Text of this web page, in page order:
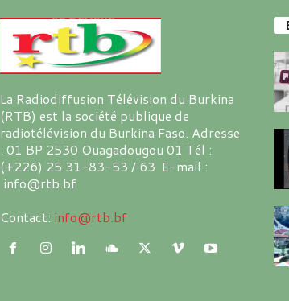
La Radiodiffusion Télévision du Burkina
(RTB) est la société publique de
radiotélévision du Burkina Faso. Adresse
: 01 BP 2530 Ouagadougou 01 Tél :
(+226) 25 31-83-53 / 63 E-mail :
info@rtb.bf
Contact: info@rtb.bf